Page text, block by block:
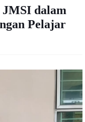
dalam
Pelajar